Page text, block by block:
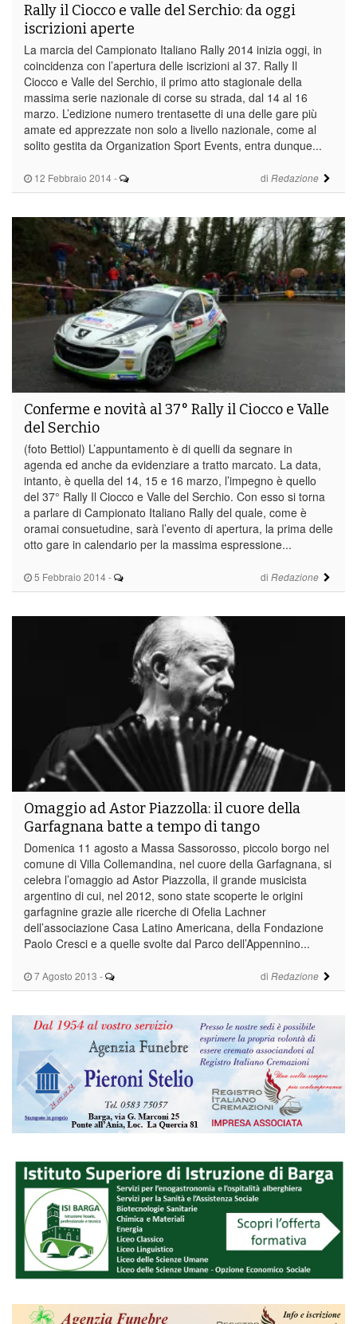
12 Febbraio 2014 - di Redazione
Rally il Ciocco e valle del Serchio: da oggi
iscrizioni aperte
La marcia del Campionato Italiano Rally 2014 inizia oggi, in
coincidenza con l’apertura delle iscrizioni al 37. Rally Il
Ciocco e Valle del Serchio, il primo atto stagionale della
massima serie nazionale di corse su strada, dal 14 al 16
marzo. L’edizione numero trentasette di una delle gare più
amate ed apprezzate non solo a livello nazionale, come al
solito gestita da Organization Sport Events, entra dunque...
5 Febbraio 2014 - di Redazione
Conferme e novità al 37° Rally il Ciocco e Valle
del Serchio
(foto Bettiol) L’appuntamento è di quelli da segnare in
agenda ed anche da evidenziare a tratto marcato. La data,
intanto, è quella del 14, 15 e 16 marzo, l’impegno è quello
del 37° Rally Il Ciocco e Valle del Serchio. Con esso si torna
a parlare di Campionato Italiano Rally del quale, come è
oramai consuetudine, sarà l’evento di apertura, la prima delle
otto gare in calendario per la massima espressione...
7 Agosto 2013 - di Redazione
Omaggio ad Astor Piazzolla: il cuore della
Garfagnana batte a tempo di tango
Domenica 11 agosto a Massa Sassorosso, piccolo borgo nel
comune di Villa Collemandina, nel cuore della Garfagnana, si
celebra l’omaggio ad Astor Piazzolla, il grande musicista
argentino di cui, nel 2012, sono state scoperte le origini
garfagnine grazie alle ricerche di Ofelia Lachner
dell’associazione Casa Latino Americana, della Fondazione
Paolo Cresci e a quelle svolte dal Parco dell’Appennino...